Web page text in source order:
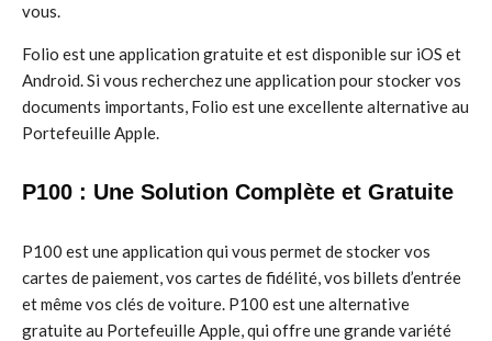
vous.
Folio est une application gratuite et est disponible sur iOS et
Android. Si vous recherchez une application pour stocker vos
documents importants, Folio est une excellente alternative au
Portefeuille Apple.
P100 : Une Solution Complète et Gratuite
P100 est une application qui vous permet de stocker vos
cartes de paiement, vos cartes de fidélité, vos billets d’entrée
et même vos clés de voiture. P100 est une alternative
gratuite au Portefeuille Apple, qui offre une grande variété